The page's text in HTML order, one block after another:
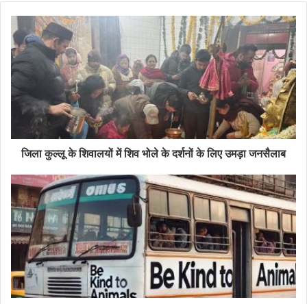
जिला कुल्लू के शिवालयों में शिव भोले के दर्शनों के लिए उमड़ा जनसैलाब